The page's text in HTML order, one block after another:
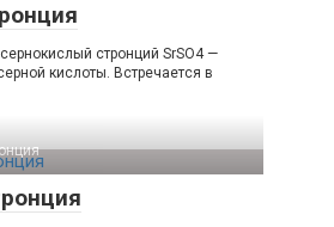
стронций SrSO4 —
кислоты. Встречается в